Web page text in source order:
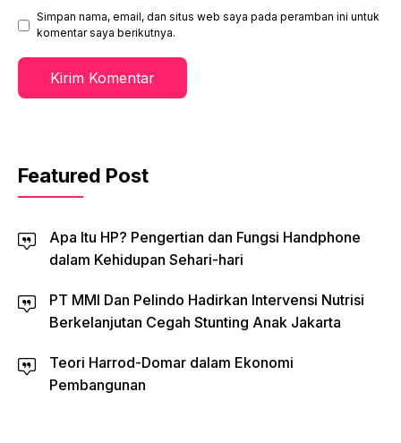
Simpan nama, email, dan situs web saya pada peramban ini untuk
komentar saya berikutnya.
Featured Post
Apa Itu HP? Pengertian dan Fungsi Handphone
dalam Kehidupan Sehari-hari
PT MMI Dan Pelindo Hadirkan Intervensi Nutrisi
Berkelanjutan Cegah Stunting Anak Jakarta
Teori Harrod-Domar dalam Ekonomi
Pembangunan